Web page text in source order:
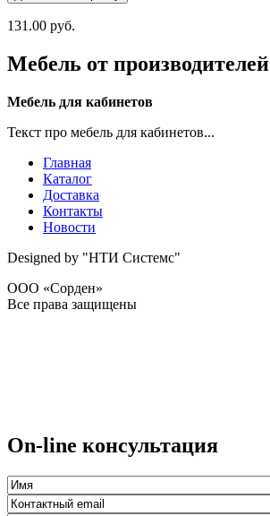
131.00 руб.
Мебель от производителей
Мебель для кабинетов
Текст про мебель для кабинетов...
Главная
Каталог
Доставка
Контакты
Новости
Designed by "НТИ Системс"
ООО «Сорден»
Все права защищены
On-line консультация